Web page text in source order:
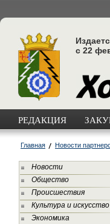
с 22
РЕДАКЦИЯ
Главная Новости
Новости
Общество
Происшествия
Культура и искусство
Экономика